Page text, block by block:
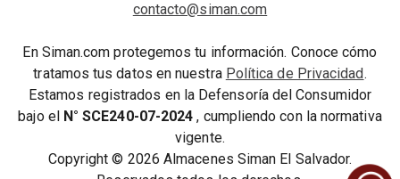
contacto@siman.com
En Siman.com protegemos tu información. Conoce cómo
tratamos tus datos en nuestra Política de Privacidad.
Estamos registrados en la Defensoría del Consumidor
bajo el N° SCE240-07-2024 , cumpliendo con la normativa
vigente.
Copyright © 2026 Almacenes Siman El Salvador.